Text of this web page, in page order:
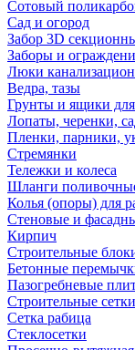
Сотовый
Сад и огород
Забор 3D
Заборы и
Люки
Ведра, тазы
Грунты и ящики для
Лопаты, черенки,
Пленки, парники,
Стремянки
Тележки и колеса
Шланги
Колья (опоры) для
Стеновые и
Кирпич
Строительные
Бетонные
Пазогребневые
Строительные сетки
Сетка рабица
Стеклосетки